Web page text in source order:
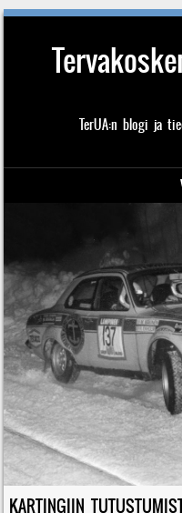
TerUA:n blogi ja
KARTINGIIN